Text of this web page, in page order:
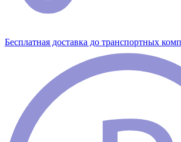
Бесплатная доставка до транспортных